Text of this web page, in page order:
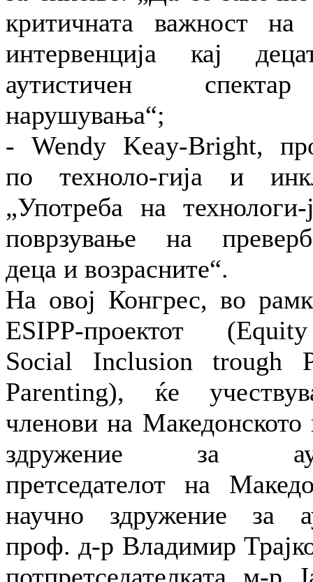
критичната важност на
интервенција кај
аутистичен
нарушувања“;
- Wendy Keay-Bright,
по техноло-гија и
„Употреба на технологи-
поврзување на
деца и возрасните“.
На овој Конгрес, во
ESIPP-проектот
Social Inclusion trough
Parenting), ќе
членови на Македонското
здружение за
претседателот на
научно здружение за
проф. д-р Владимир